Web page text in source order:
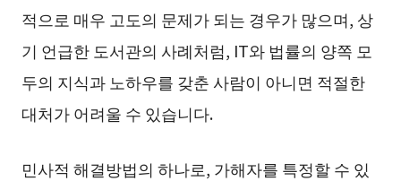
적으로 매우 고도의 문제가 되는 경우가 많으며, 상
기 언급한 도서관의 사례처럼, IT와 법률의 양쪽 모
두의 지식과 노하우를 갖춘 사람이 아니면 적절한
대처가 어려울 수 있습니다.
민사적 해결방법의 하나로, 가해자를 특정할 수 있